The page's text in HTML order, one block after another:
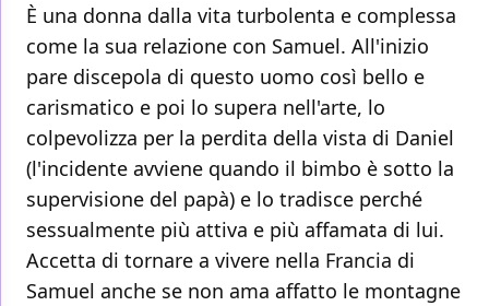
È una donna dalla vita turbolenta e complessa
come la sua relazione con Samuel. All'inizio
pare discepola di questo uomo così bello e
carismatico e poi lo supera nell'arte, lo
colpevolizza per la perdita della vista di Daniel
(l'incidente avviene quando il bimbo è sotto la
supervisione del papà) e lo tradisce perché
sessualmente più attiva e più affamata di lui.
Accetta di tornare a vivere nella Francia di
Samuel anche se non ama affatto le montagne